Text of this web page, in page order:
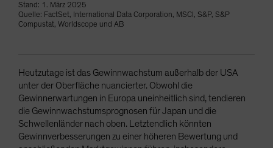
Stand: 1. März 2025
Quelle: FactSet, International Data Corporation, MSCI, S&P, S&P
Compustat, Worldscope und AB
Heutzutage ist das Gewinnwachstum außerhalb der USA
unter der Oberfläche nuancierter. Obwohl die
Gewinnerwartungen in Europa uneinheitlich sind, tendieren
die Gewinnwachstumsprognosen für Japan und die
Schwellenländer nach oben. Letztendlich könnten
Gewinnverbesserungen zu einer höheren Bewertung und